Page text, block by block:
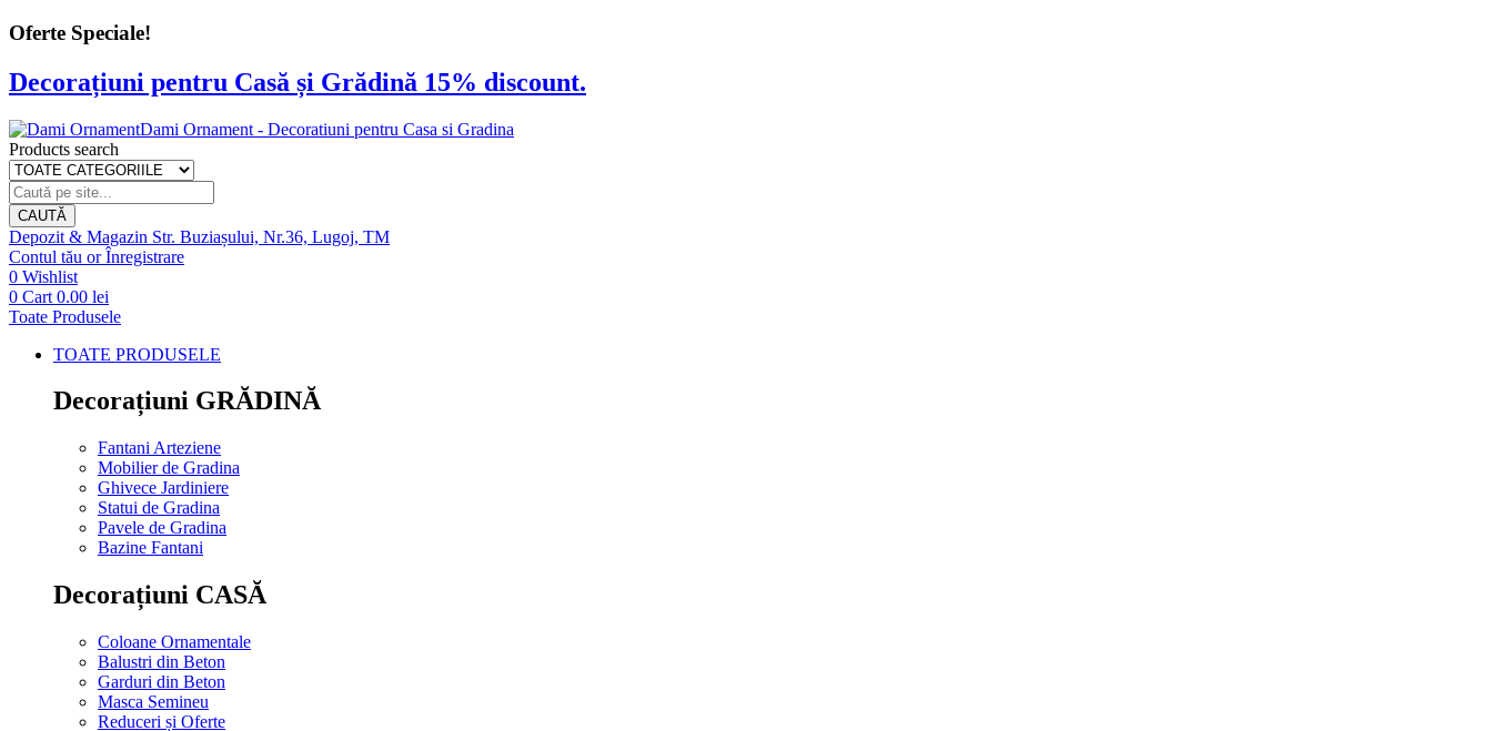
Oferte Speciale!
Decorațiuni pentru Casă și Grădină 15% discount.
Dami Ornament - Decoratiuni pentru Casa si Gradina
Products search
CAUTĂ
Depozit & Magazin Str. Buziașului, Nr.36, Lugoj, TM
Contul tău orÎnregistrare
0 Wishlist
0 Cart 0.00 lei
Toate Produsele
TOATE PRODUSELE
Decorațiuni GRĂDINĂ
Fantani Arteziene
Mobilier de Gradina
Ghivece Jardiniere
Statui de Gradina
Pavele de Gradina
Bazine Fantani
Decorațiuni CASĂ
Coloane Ornamentale
Balustri din Beton
Garduri din Beton
Masca Semineu
Reduceri și Oferte